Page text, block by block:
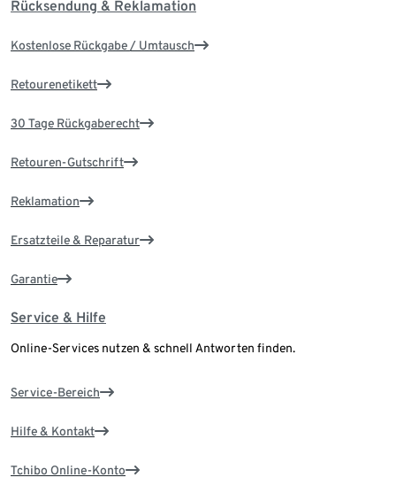
Rücksendung & Reklamation
Kostenlose Rückgabe / Umtausch
Retourenetikett
30 Tage Rückgaberecht
Retouren-Gutschrift
Reklamation
Ersatzteile & Reparatur
Garantie
Service & Hilfe
Online-Services nutzen & schnell Antworten finden.
Service-Bereich
Hilfe & Kontakt
Tchibo Online-Konto